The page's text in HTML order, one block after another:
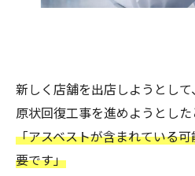
新しく店舗を出店しようとし
原状回復工事を進めようとした
「アスベストが含まれている
要です」